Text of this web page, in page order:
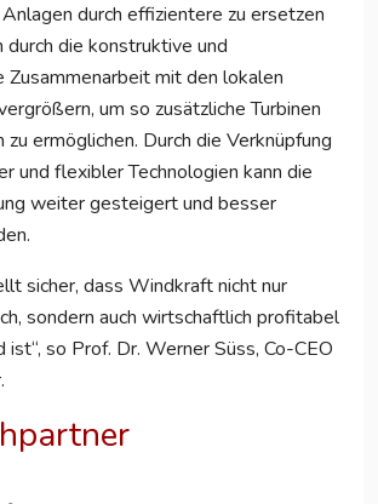
durch effizientere zu ersetzen
durch die konstruktive und
Zusammenarbeit mit den lokalen
um so zusätzliche Turbinen
zu ermöglichen. Durch die Verknüpfung
und flexibler Technologien kann die
weiter gesteigert und besser
sicher, dass Windkraft nicht nur
sondern auch wirtschaftlich profitabel
ist“, so Prof. Dr. Werner Süss, Co-CEO